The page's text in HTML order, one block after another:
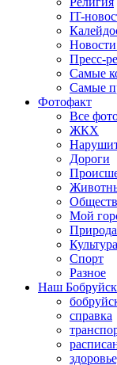
IT-
Новости
Пресс-
Самые
Самые
Фотофакт
Все
ЖКХ
Дороги
Мой
Природа
Культура
Спорт
Разное
Наш Бобруйск
справка